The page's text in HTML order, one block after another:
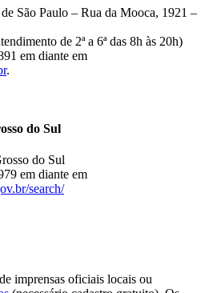
São Paulo – Rua da Mooca, 1921 –
de 2ª a 6ª das 8h às 20h)
em diante em
.
do Sul
do Sul
em diante em
search/
imprensas oficiais locais ou